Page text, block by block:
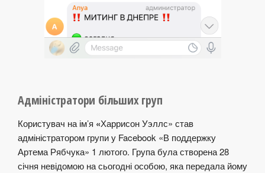
Адміністратори більших груп
Користувач на ім’я «Харрисон Уэллс» став
адміністратором групи у Facebook «В поддержку
Артема Рябчука» 1 лютого. Група була створена 28
січня невідомою на сьогодні особою, яка передала йому